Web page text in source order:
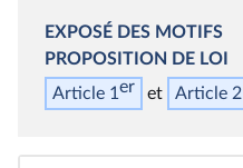
EXPOSÉ DES MOTIFS
PROPOSITION DE LOI
Article 1er Article 2